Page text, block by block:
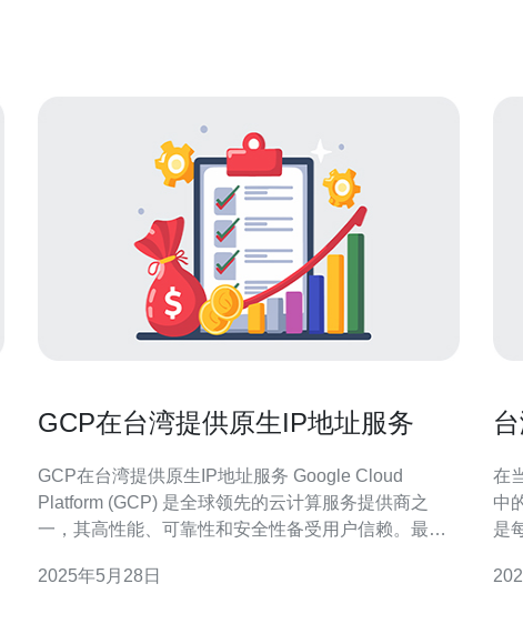
GCP在台湾提供原生IP地址服务
GCP在台湾提供原生IP地址服务 Google Cloud
Platform (GCP) 是全球领先的云计算服务提供商之
一，其高性能、可靠性和安全性备受用户信赖。最
地用户提供更快速、更可靠的云计算体验。 原生IP地
2025年5月28日
在
中
是
为